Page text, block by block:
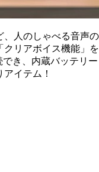
、人のしゃべる音声の
リアボイス機能」を
き、内蔵バッテリー
イテム！